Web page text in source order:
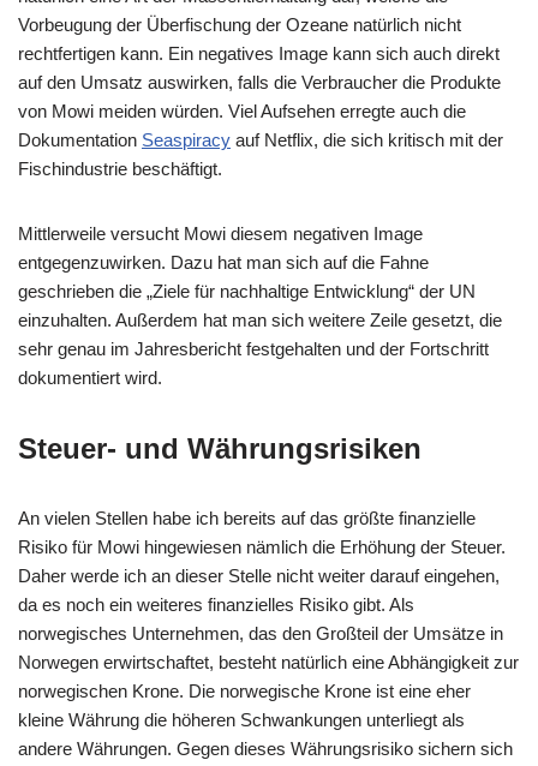
Vorbeugung der Überfischung der Ozeane natürlich nicht
rechtfertigen kann. Ein negatives Image kann sich auch direkt
auf den Umsatz auswirken, falls die Verbraucher die Produkte
von Mowi meiden würden. Viel Aufsehen erregte auch die
Dokumentation Seaspiracy auf Netflix, die sich kritisch mit der
Fischindustrie beschäftigt.
Mittlerweile versucht Mowi diesem negativen Image
entgegenzuwirken. Dazu hat man sich auf die Fahne
geschrieben die „Ziele für nachhaltige Entwicklung“ der UN
einzuhalten. Außerdem hat man sich weitere Zeile gesetzt, die
sehr genau im Jahresbericht festgehalten und der Fortschritt
dokumentiert wird.
Steuer- und Währungsrisiken
An vielen Stellen habe ich bereits auf das größte finanzielle
Risiko für Mowi hingewiesen nämlich die Erhöhung der Steuer.
Daher werde ich an dieser Stelle nicht weiter darauf eingehen,
da es noch ein weiteres finanzielles Risiko gibt. Als
norwegisches Unternehmen, das den Großteil der Umsätze in
Norwegen erwirtschaftet, besteht natürlich eine Abhängigkeit zur
norwegischen Krone. Die norwegische Krone ist eine eher
kleine Währung die höheren Schwankungen unterliegt als
andere Währungen. Gegen dieses Währungsrisiko sichern sich